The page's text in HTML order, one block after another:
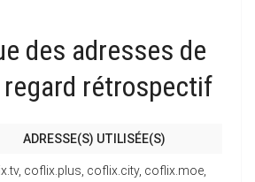
des adresses de
regard rétrospectif
ADRESSE(S) UTILISÉE(S)
coflix.plus, coflix.city, coflix.moe,